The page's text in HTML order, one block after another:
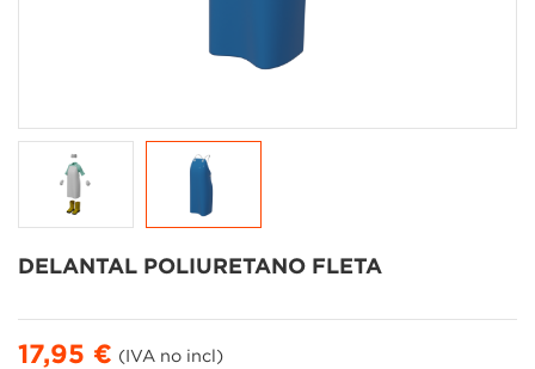
DELANTAL POLIURETANO FLETA
17,95 € (IVA no incl)